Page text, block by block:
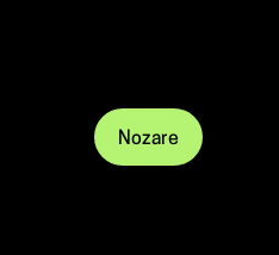
Nozare